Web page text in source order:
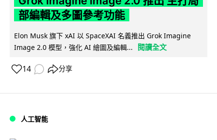
部編輯及多圖參考功能
Elon Musk 旗下 xAI 以 SpaceXAI 名義推出 Grok Imagine
Image 2.0 模型，強化 AI 繪圖及編輯...
閱讀全文
14 分享
人工智能